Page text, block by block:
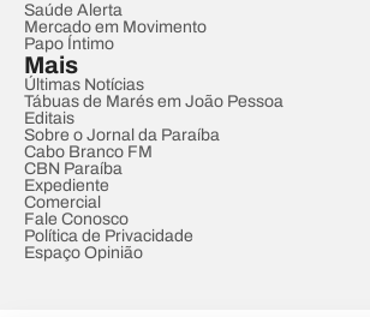
Saúde Alerta
Mercado em Movimento
Papo Íntimo
Mais
Últimas Notícias
Tábuas de Marés em João Pessoa
Editais
Sobre o Jornal da Paraíba
Cabo Branco FM
CBN Paraíba
Expediente
Comercial
Fale Conosco
Política de Privacidade
Espaço Opinião